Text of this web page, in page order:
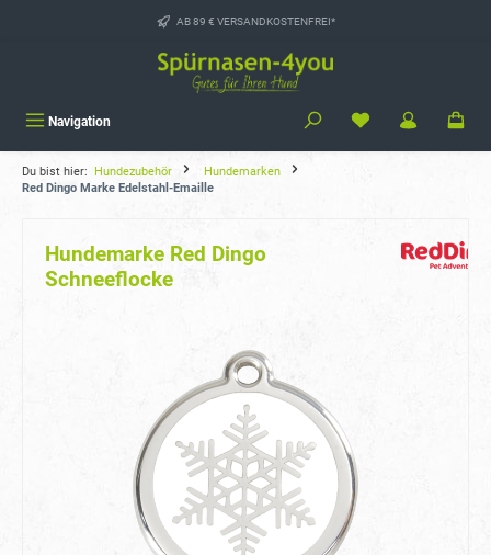
AB 89 € VERSANDKOSTENFREI*
Navigation
Du bist hier: Hundezubehör
Hundemarken
Red Dingo Marke Edelstahl-Emaille
Hundemarke Red Dingo
Schneeflocke